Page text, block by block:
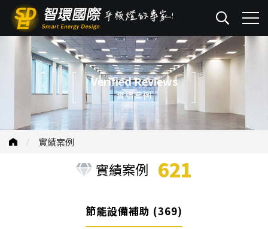
Verified Reviews
實績案例
實績案例
實績案例 621
節能設備補助 (369)